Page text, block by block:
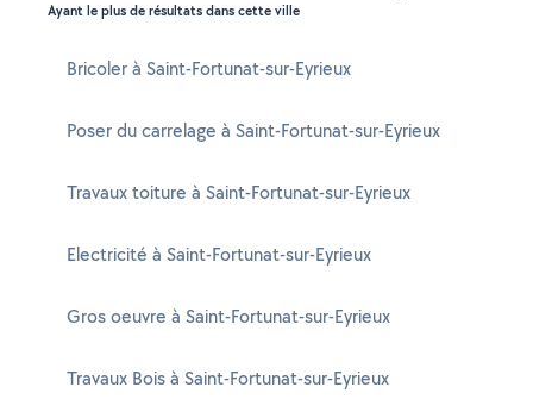
Ayant le plus de résultats dans cette ville
Bricoler à Saint-Fortunat-sur-Eyrieux
Poser du carrelage à Saint-Fortunat-sur-Eyrieux
Travaux toiture à Saint-Fortunat-sur-Eyrieux
Electricité à Saint-Fortunat-sur-Eyrieux
Gros oeuvre à Saint-Fortunat-sur-Eyrieux
Travaux Bois à Saint-Fortunat-sur-Eyrieux